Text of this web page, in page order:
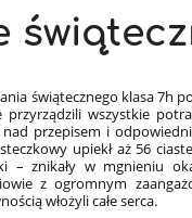
świątecznego klasa 7h
wszystkie
przepisem i
upiekł aż 56
– znikały w mgnieniu
z ogromnym
włożyli całe serca.